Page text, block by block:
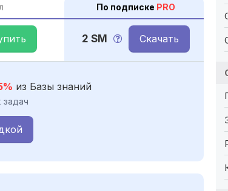
По подписке PRO
2 SM Скачать
из Базы знаний